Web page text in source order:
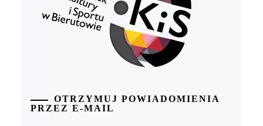
OTRZYMUJ POWIADOMIENIA
PRZEZ E-MAIL